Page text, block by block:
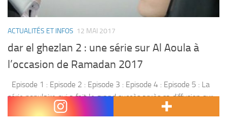
ACTUALITÉS ET INFOS 12 MAI 2017
dar el ghezlan 2 : une série sur Al Aoula à
l’occasion de Ramadan 2017
Episode 1 : Episode 2 : Episode 3 : Episode 4 : Episode 5 : La
série populaire qui a fait le grand succès après sa diffusion sur
Al Aoula , revient pour une...